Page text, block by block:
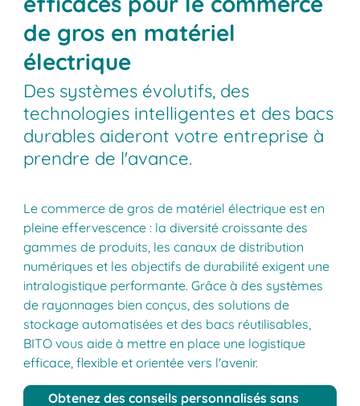
de gros en matériel
électrique
Des systèmes évolutifs, des
technologies intelligentes et des bacs
durables aideront votre entreprise à
prendre de l'avance.
Le commerce de gros de matériel électrique est en
pleine effervescence : la diversité croissante des
gammes de produits, les canaux de distribution
numériques et les objectifs de durabilité exigent une
intralogistique performante. Grâce à des systèmes
de rayonnages bien conçus, des solutions de
stockage automatisées et des bacs réutilisables,
BITO vous aide à mettre en place une logistique
efficace, flexible et orientée vers l'avenir.
Obtenez des conseils personnalisés sans